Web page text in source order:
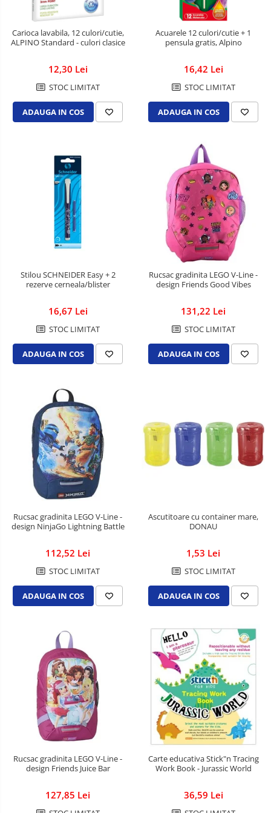
Perforatoare de birou si
profesionale
Pioneze si ace cu gamalie
Stampile, tusuri si tusiere
Suporturi pentru articole de birou
Suporturi pentru documente,
reviste, cataloage
Accesorii pentru arhivare
Bibliorafturi
Caiete mecanice
Clasoare, mape si suporti pentru
carti de vizita
Cutii si containere de arhivare
Dosare din carton
Dosare din plastic
Dosare suspendabile
Etichete bibliorafturi
File de protectie
Index autoadeziv
Mape din carton
Mape din plastic
Separatoare index
Suporturi pentru dosare
suspendabile
Articole din hartie
Blocnotesuri
Etichete autoadezive
Hartie de calc si alte articole hartie
Hartie si carton pentru print color
Notite autoadezive
Registre si repertoare
Role hartie pentru fax si case de
Role hartie pentru plotter
Tipizate
Instrumente de scris si corectura
Corectoare
Comunicare
Carioca lavabila, 12 culori/cutie,
ALPINO Standard - culori clasice
12,30 Lei
STOC LIMITAT
ADAUGA IN COS
Acuarele 12 culori/cutie + 1
pensula gratis, Alpino
16,42 Lei
STOC LIMITAT
ADAUGA IN COS
Stilou SCHNEIDER Easy + 2
rezerve cerneala/blister
16,67 Lei
STOC LIMITAT
ADAUGA IN COS
Rucsac gradinita LEGO V-Line -
design Friends Good Vibes
131,22 Lei
STOC LIMITAT
ADAUGA IN COS
Rucsac gradinita LEGO V-Line -
design NinjaGo Lightning Battle
112,52 Lei
STOC LIMITAT
ADAUGA IN COS
Ascutitoare cu container mare,
DONAU
1,53 Lei
STOC LIMITAT
ADAUGA IN COS
Rucsac gradinita LEGO V-Line -
design Friends Juice Bar
127,85 Lei
Carte educativa Stick"n Tracing
Work Book - Jurassic World
36,59 Lei